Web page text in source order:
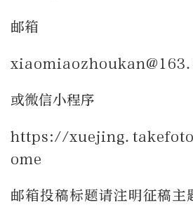
邮箱
或微信小程序
https://
ome
邮箱投稿标题请注明征稿主